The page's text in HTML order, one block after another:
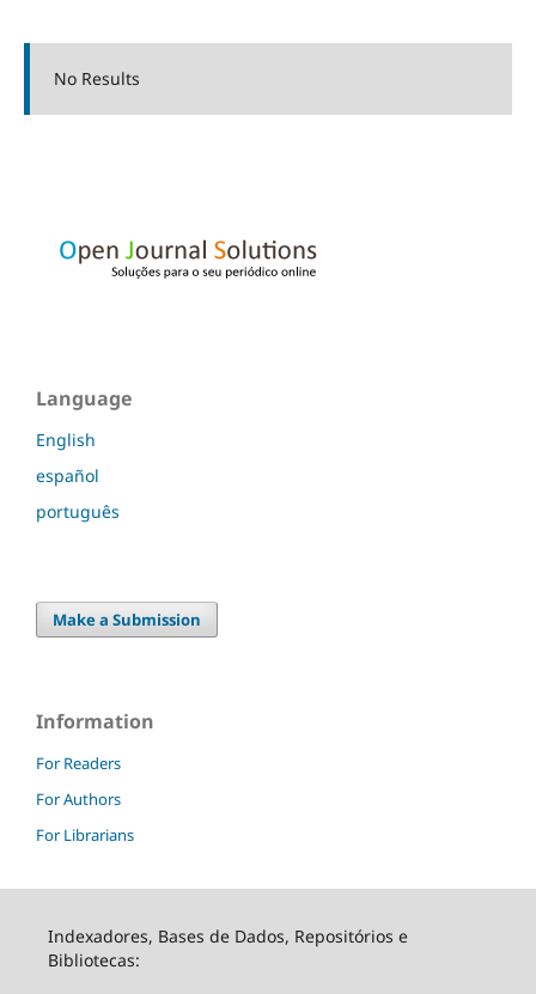
No Results
Language
English
español
português
Make a Submission
Information
For Readers
For Authors
For Librarians
Indexadores, Bases de Dados, Repositórios e
Bibliotecas: